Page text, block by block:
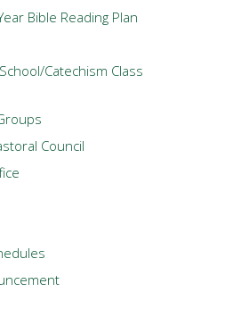
Bible Reading Plan
Catechism Class
Council